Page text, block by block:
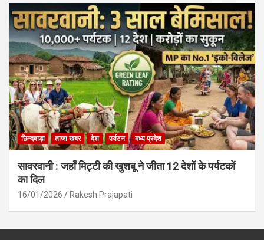
छिन्दवाड़ा ताजा खबर देश पर्यटन मध्य प्रदेश
सावरवानी : जहाँ मिट्टी की खुशबू ने जीता 12 देशों के पर्यटकों
का दिल
16/01/2026 Rakesh Prajapati